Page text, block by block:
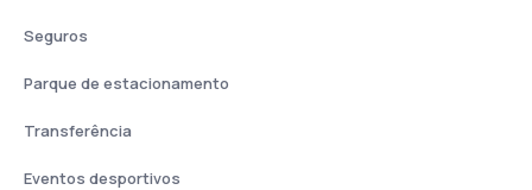
Seguros
Parque de estacionamento
Transferência
Eventos desportivos